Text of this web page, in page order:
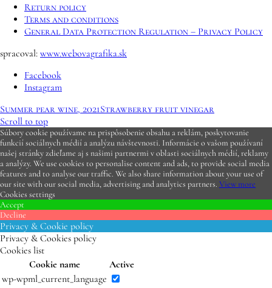
Return policy
Terms and conditions
General Data Protection Regulation – Privacy Policy
spracoval: www.webovagrafika.sk
Facebook
Instagram
Summer pear wine, 2021Strawberry fruit vinegar
Scroll to top
Súbory cookie používame na prispôsobenie obsahu a reklám, poskytovanie
funkcií sociálnych médií a analýzu návštevnosti. Informácie o vašom používaní
našej stránky zdieľame aj s našimi partnermi v oblasti sociálnych médií, reklamy
a analýzy. We use cookies to personalise content and ads, to provide social media
features and to analyse our traffic. We also share information about your use of
our site with our social media, advertising and analytics partners. View more
Cookies settings
Accept
Decline
Privacy & Cookie policy
Privacy & Cookies policy
Cookies list
Cookie name
Active
wp-wpml_current_language